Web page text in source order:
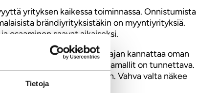
Tietoja
yrityksen kaikessa toiminnassa. Onnistumista
brändiyrityksistäkin on myyntiyrityksiä.
osaaminen saavat aikaiseksi.
varsinkin kasvollisen omistajan kannattaa oman
markkinat ja toimintamallit on tunnettava.
tulevaa eiliseen perustaen. Vahva valta näkee